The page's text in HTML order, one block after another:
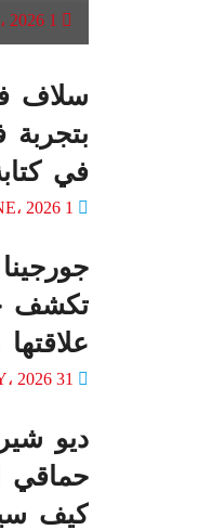
سلاف
بتجربة
في
تكشف
علاقتها
ديو
حماقي
كيف